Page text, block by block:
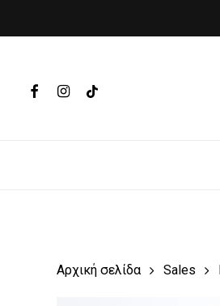
FACEBOOKINSTAGRAM
TIKTOK
Αρχική σελίδα Sales